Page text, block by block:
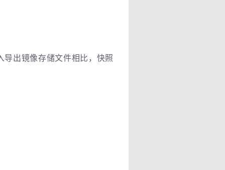
出镜像存储文件相比，快照